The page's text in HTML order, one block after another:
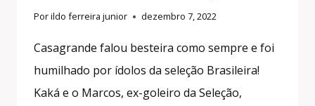
Porildo ferreira junior dezembro 7, 2022
Casagrande falou besteira como sempre e foi
humilhado por ídolos da seleção Brasileira!
Kaká e o Marcos, ex-goleiro da Seleção,